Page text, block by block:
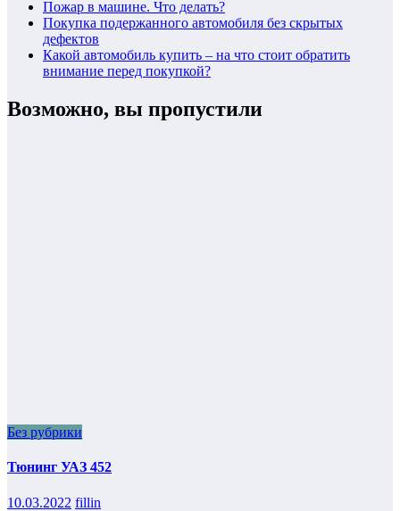
Пожар в машине. Что делать?
Покупка подержанного автомобиля без скрытых
дефектов
Какой автомобиль купить – на что стоит обратить
внимание перед покупкой?
Возможно, вы пропустили
Без рубрики
Тюнинг УАЗ 452
10.03.2022 fillin